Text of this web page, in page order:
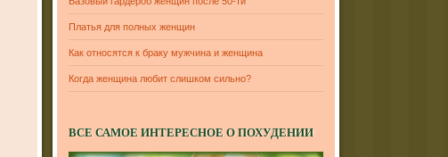
Платья для полных женщин
Как относятся к браку мужчина и женщина
Когда женщина любит слишком сильно?
ВСЕ САМОЕ ИНТЕРЕСНОЕ О ПОХУДЕНИИ